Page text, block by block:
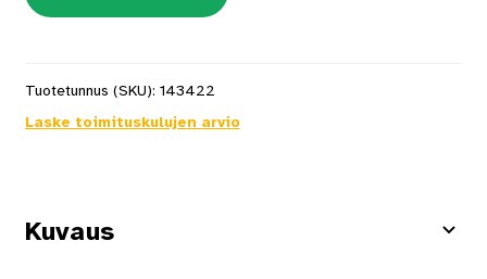
Tuotetunnus (SKU): 143422
Laske toimituskulujen arvio
Kuvaus